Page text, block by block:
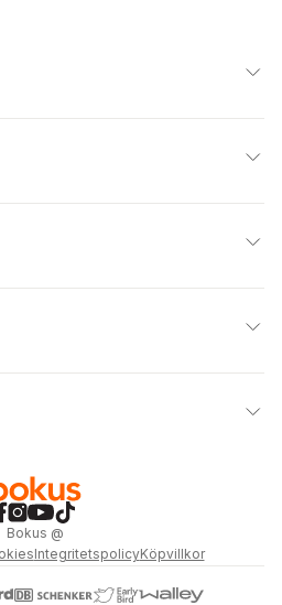
Bokus @
IntegritetspolicyKöpvillkor